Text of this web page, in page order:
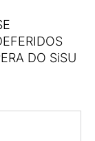
DO SiSU